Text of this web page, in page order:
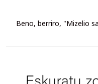
Beno, berriro, "Mizelio